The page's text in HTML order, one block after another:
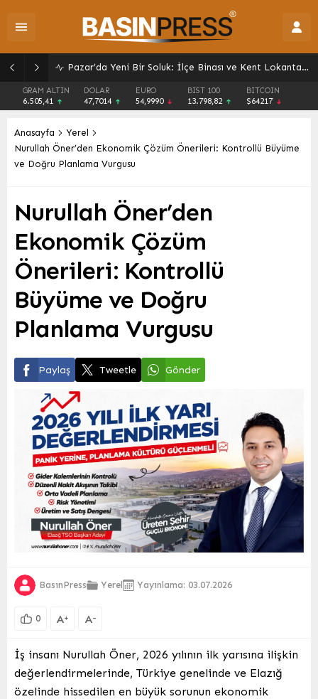
Pazar’da Yeni Bir Soluk: İlçe Binası ve Kent Lokantası Hizmete Açıldı
GRAM ALTIN
6.505,41
DOLAR
47,7014
EURO
54,9990
BIST 100
13.798,82
BITCOIN
$64217
Anasayfa
Yerel
Nurullah Öner’den Ekonomik Çözüm Önerileri: Kontrollü Büyüme
ve Doğru Planlama Vurgusu
Nurullah Öner’den
Ekonomik Çözüm
Önerileri: Kontrollü
Büyüme ve Doğru
Planlama Vurgusu
Paylaş Tweetle Gönder
BasınPress Yerel Yayınlama: 03.07.2026
0 A+ A-
İş insanı Nurullah Öner, 2026 yılının ilk yarısına ilişkin
değerlendirmelerinde, Türkiye genelinde ve Elazığ
özelinde hissedilen en büyük sorunun ekonomik